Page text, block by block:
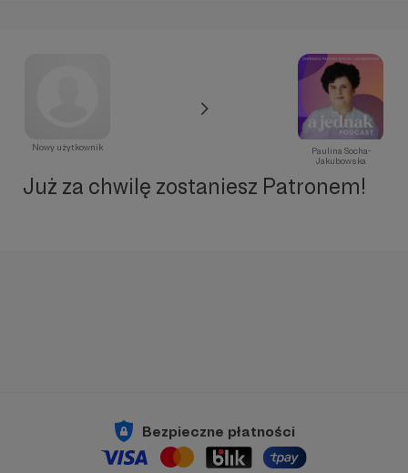
Nowy użytkownik
Paulina Socha-
Jakubowska
Już za chwilę zostaniesz Patronem!
Bezpieczne płatności